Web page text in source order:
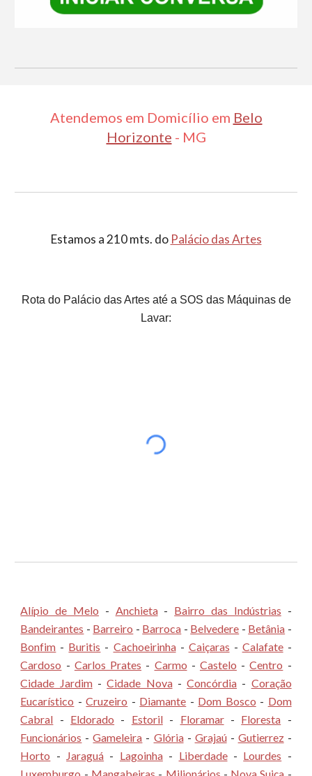
Atendemos em Domicílio em Belo
Horizonte - MG
Estamos a 210 mts. do Palácio das Artes
Rota do Palácio das Artes até a SOS das Máquinas de
Lavar:
Alípio de Melo - Anchieta- Bairro das Indústrias -
Bandeirantes - Barreiro - Barroca - Belvedere - Betânia -
Bonfim - Buritis - Cachoeirinha- Caiçaras - Calafate-
Cardoso - Carlos Prates - Carmo - Castelo -Centro -
Cidade Jardim-Cidade Nova-Concórdia - Coração
Eucarístico -Cruzeiro - Diamante - Dom Bosco - Dom
Cabral - Eldorado - Estoril- Floramar- Floresta -
Funcionários -Gameleira - Glória- Grajaú- Gutierrez-
Horto - Jaraguá - Lagoinha- Liberdade- Lourdes -